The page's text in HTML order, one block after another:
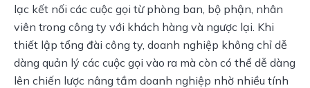
lạc kết nối các cuộc gọi từ phòng ban, bộ phận, nhân
viên trong công ty với khách hàng và ngược lại. Khi
thiết lập tổng đài công ty, doanh nghiệp không chỉ dễ
dàng quản lý các cuộc gọi vào ra mà còn có thể dễ dàng
lên chiến lược nâng tầm doanh nghiệp nhờ nhiều tính